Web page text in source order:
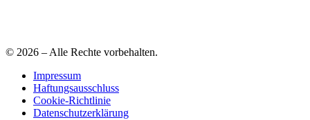
© 2026 – Alle Rechte vorbehalten.
Impressum
Haftungsausschluss
Cookie-Richtlinie
Datenschutzerklärung